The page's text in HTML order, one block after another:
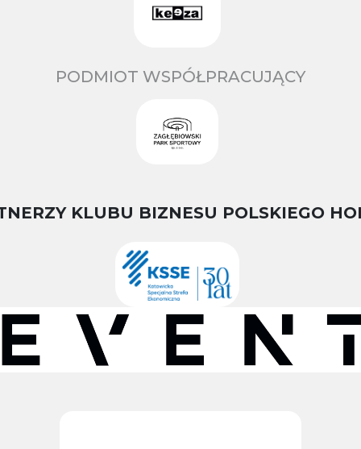
PODMIOT WSPÓŁPRACUJĄCY
KLUBU BIZNESU POLSKIEGO